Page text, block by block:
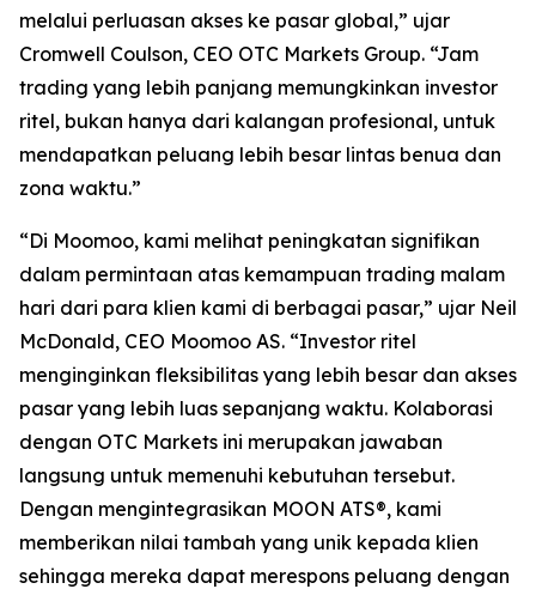
melalui perluasan akses ke pasar global,” ujar
Cromwell Coulson, CEO OTC Markets Group. “Jam
trading yang lebih panjang memungkinkan investor
ritel, bukan hanya dari kalangan profesional, untuk
mendapatkan peluang lebih besar lintas benua dan
zona waktu.”
“Di Moomoo, kami melihat peningkatan signifikan
dalam permintaan atas kemampuan trading malam
hari dari para klien kami di berbagai pasar,” ujar Neil
McDonald, CEO Moomoo AS. “Investor ritel
menginginkan fleksibilitas yang lebih besar dan akses
pasar yang lebih luas sepanjang waktu. Kolaborasi
dengan OTC Markets ini merupakan jawaban
langsung untuk memenuhi kebutuhan tersebut.
Dengan mengintegrasikan MOON ATS®, kami
memberikan nilai tambah yang unik kepada klien
sehingga mereka dapat merespons peluang dengan